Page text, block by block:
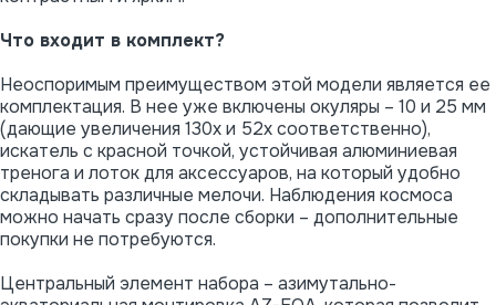
Что входит в комплект?
Неоспоримым преимуществом этой модели является ее
комплектация. В нее уже включены окуляры – 10 и 25 мм
(дающие увеличения 130х и 52х соответственно),
искатель с красной точкой, устойчивая алюминиевая
тренога и лоток для аксессуаров, на который удобно
складывать различные мелочи. Наблюдения космоса
можно начать сразу после сборки – дополнительные
покупки не потребуются.
Центральный элемент набора – азимутально-